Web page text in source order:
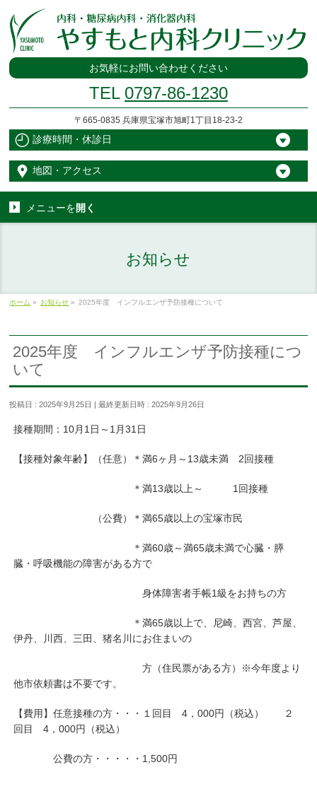
お気軽にお問い合わせください
TEL 0797-86-1230
〒665-0835 兵庫県宝塚市旭町1丁目18-23-2
診療時間・休診日
地図・アクセス
メニューを開く
お知らせ
ホーム » お知らせ » 2025年度 インフルエンザ予防接種について
2025年度 インフルエンザ予防接種につ
いて
投稿日 : 2025年9月25日 最終更新日時 : 2025年9月26日
接種期間：10月1日～1月31日
【接種対象年齢】（任意）＊満6ヶ月～13歳未満 2回接種
＊満13歳以上～ 1回接種
（公費）＊満65歳以上の宝塚市民
＊満60歳～満65歳未満で心臓・膵
臓・呼吸機能の障害がある方で
身体障害者手帳1級をお持ちの方
＊満65歳以上で、尼崎、西宮、芦屋、
伊丹、川西、三田、猪名川にお住まいの
方（住民票がある方）※今年度より
他市依頼書は不要です。
【費用】任意接種の方・・・１回目 4，000円（税込） ２
回目 4，000円（税込）
公費の方・・・・・1,500円